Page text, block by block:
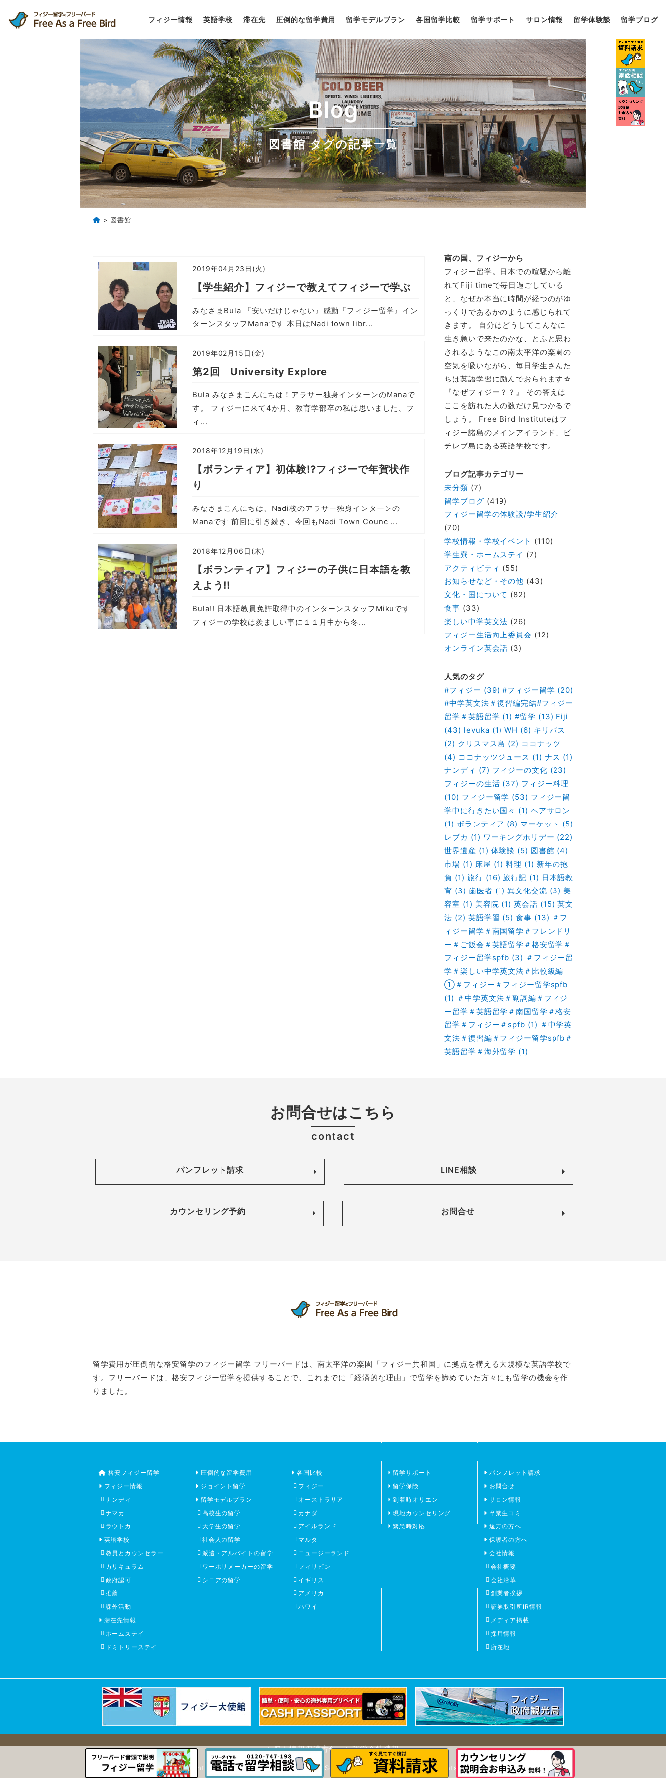
フィジー情報 英語学校 滞在先 圧倒的な留学費用 留学モデルプラン 各国留学比較 留学サポート サロン情報 留学体験談 留学ブログ
Blog
図書館 タグの記事一覧
> 図書館
2019年04月23日(火)
【学生紹介】フィジーで教えてフィジーで学ぶ
みなさまBula 『安いだけじゃない』感動『フィジー留学』イン
ターンスタッフManaです 本日はNadi town libr...
2019年02月15日(金)
第2回 University Explore
Bula みなさまこんにちは！アラサー独身インターンのManaで
す。 フィジーに来て4か月、教育学部卒の私は思いました、フ
ィ...
2018年12月19日(水)
【ボランティア】初体験!?フィジーで年賀状作
り
みなさまこんにちは、Nadi校のアラサー独身インターンの
Manaです 前回に引き続き、今回もNadi Town Counci...
2018年12月06日(木)
【ボランティア】フィジーの子供に日本語を教
えよう!!
Bula!! 日本語教員免許取得中のインターンスタッフMikuです
フィジーの学校は羨ましい事に１１月中から冬...
南の国、フィジーから
フィジー留学。日本での喧騒から離
れてFiji timeで毎日過ごしている
と、なぜか本当に時間が経つのがゆ
っくりであるかのように感じられて
きます。 自分はどうしてこんなに
生き急いで来たのかな、とふと思わ
されるようなこの南太平洋の楽園の
空気を吸いながら、毎日学生さんた
ちは英語学習に励んでおられます☆
『なぜフィジー？？』 その答えは
ここを訪れた人の数だけ見つかるで
しょう。 Free Bird Instituteはフ
ィジー諸島のメインアイランド、ビ
チレブ島にある英語学校です。
ブログ記事カテゴリー
未分類 (7)
留学ブログ (419)
フィジー留学の体験談/学生紹介
(70)
学校情報・学校イベント (110)
学生寮・ホームステイ (7)
アクティビティ (55)
お知らせなど・その他 (43)
文化・国について (82)
食事 (33)
楽しい中学英文法 (26)
フィジー生活向上委員会 (12)
オンライン英会話 (3)
人気のタグ
#フィジー (39) #フィジー留学 (20)
#中学英文法＃復習編完結#フィジー
留学＃英語留学 (1) #留学 (13) Fiji
(43) levuka (1) WH (6) キリバス
(2) クリスマス島 (2) ココナッツ
(4) ココナッツジュース (1) ナス (1)
ナンディ (7) フィジーの文化 (23)
フィジーの生活 (37) フィジー料理
(10) フィジー留学 (53) フィジー留
学中に行きたい国々 (1) ヘアサロン
(1) ボランティア (8) マーケット (5)
レブカ (1) ワーキングホリデー (22)
世界遺産 (1) 体験談 (5) 図書館 (4)
市場 (1) 床屋 (1) 料理 (1) 新年の抱
負 (1) 旅行 (16) 旅行記 (1) 日本語教
育 (3) 歯医者 (1) 異文化交流 (3) 美
容室 (1) 美容院 (1) 英会話 (15) 英文
法 (2) 英語学習 (5) 食事 (13) ＃フ
ィジー留学＃南国留学＃フレンドリ
ー＃ご飯会＃英語留学＃格安留学＃
フィジー留学spfb (3) ＃フィジー留
学＃楽しい中学英文法＃比較級編
①＃フィジー＃フィジー留学spfb
(1) ＃中学英文法＃副詞編＃フィジ
ー留学＃英語留学＃南国留学＃格安
留学＃フィジー＃spfb (1) ＃中学英
文法＃復習編＃フィジー留学spfb＃
英語留学＃海外留学 (1)
お問合せはこちら
contact
パンフレット請求 LINE相談
カウンセリング予約 お問合せ
留学費用が圧倒的な格安留学のフィジー留学 フリーバードは、南太平洋の楽園「フィジー共和国」に拠点を構える大規模な英語学校で
す。フリーバードは、格安フィジー留学を提供することで、これまでに「経済的な理由」で留学を諦めていた方々にも留学の機会を作
りました。
格安フィジー留学
フィジー情報
ナンディ
ナマカ
ラウトカ
英語学校
教員とカウンセラー
カリキュラム
政府認可
推薦
課外活動
滞在先情報
ホームステイ
ドミトリーステイ
圧倒的な留学費用
ジョイント留学
留学モデルプラン
高校生の留学
大学生の留学
社会人の留学
派遣・アルバイトの留学
ワーホリメーカーの留学
シニアの留学
各国比較
フィジー
オーストラリア
カナダ
アイルランド
マルタ
ニュージーランド
フィリピン
イギリス
アメリカ
ハワイ
留学サポート
留学保険
到着時オリエン
現地カウンセリング
緊急時対応
パンフレット請求
お問合せ
サロン情報
卒業生コミ
遠方の方へ
保護者の方へ
会社情報
会社概要
会社沿革
創業者挨拶
証券取引所IR情報
メディア掲載
採用情報
所在地
個人情報保護方針 運営会社情報
Copyright (C)留学費用が格安のフィジー留学｜South Pacific Free Bird Inc. All Rights Reserved.